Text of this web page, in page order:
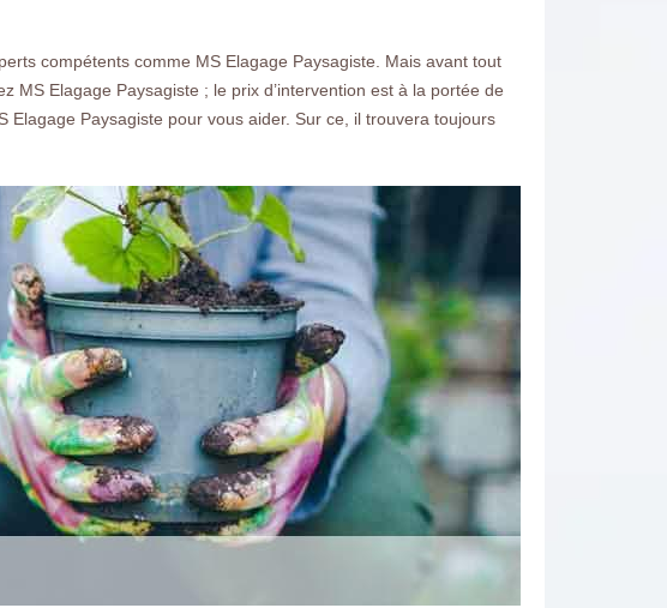
compétents comme MS Elagage Paysagiste. Mais avant tout
MS Elagage Paysagiste ; le prix d’intervention est à la portée de
Paysagiste pour vous aider. Sur ce, il trouvera toujours